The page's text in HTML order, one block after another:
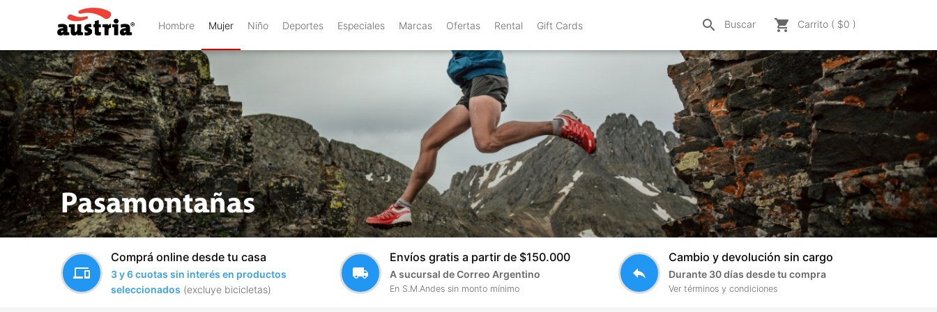
Hombre Mujer Niño Deportes Especiales Marcas Ofertas Rental Gift Cards search Buscar shopping_cart Carrito ( $0 )
Pasamontañas
devices
Comprá online desde tu casa
3 y 6 cuotas sin interés en productos
seleccionados (excluye bicicletas)
local_shipping
Envíos gratis a partir de $150.000
A sucursal de Correo Argentino
En S.M.Andes sin monto mínimo
reply
Cambio y devolución sin cargo
Durante 30 días desde tu compra
Ver términos y condiciones